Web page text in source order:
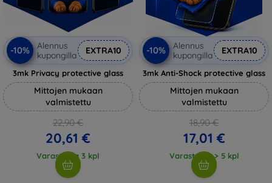
-10%
Alennus
kupongilla
EXTRA10
3mk Privacy protective glass
Mittojen mukaan
valmistettu
22,90 €
20,61 €
Varastossa 3 kpl
-10%
Alennus
kupongilla
EXTRA10
3mk Anti-Shock protective glass
Mittojen mukaan
valmistettu
18,90 €
17,01 €
Varastossa > 5 kpl